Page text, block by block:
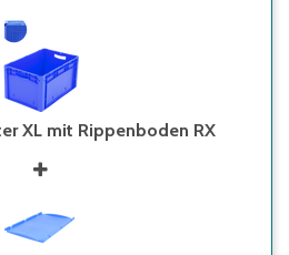
XL mit Rippenboden RX